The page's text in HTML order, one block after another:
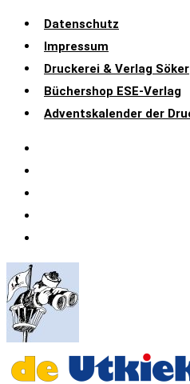
Datenschutz
Impressum
Druckerei & Verlag Söker
Büchershop ESE-Verlag
Adventskalender der